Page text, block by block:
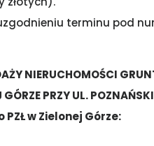
terminu pod
NIERUCHOMOŚCI
PRZY UL.
w Zielonej Górze: